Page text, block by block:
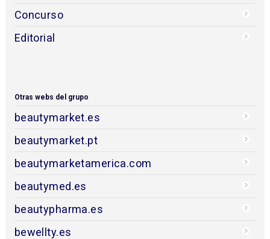
Concurso
Editorial
Otras webs del grupo
beautymarket.es
beautymarket.pt
beautymarketamerica.com
beautymed.es
beautypharma.es
bewellty.es